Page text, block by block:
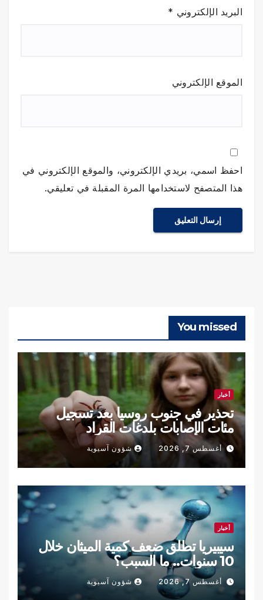
البريد الإلكتروني *
الموقع الإلكتروني
احفظ اسمي، بريدي الإلكتروني، والموقع الإلكتروني في
هذا المتصفح لاستخدامها المرة المقبلة في تعليقي.
You missed
أخبار
تحذير في جنوب روسيا بعد تسجيل
مئات الإصابات بلدغات القراد
أغسطس 7, 2026 شؤون آسيوية
أخبار
سيبيريا تطلق ضعف كمية الميثان خلال
10 سنوات.. ما السبب؟
أغسطس 7, 2026 شؤون آسيوية